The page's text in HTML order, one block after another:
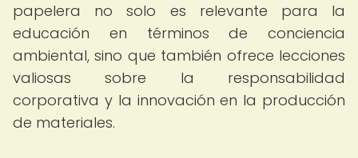
papelera no solo es relevante para la
educación en términos de conciencia
ambiental, sino que también ofrece lecciones
valiosas sobre la responsabilidad
corporativa y la innovación en la producción
de materiales.